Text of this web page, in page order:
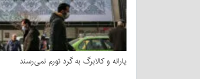
یارانه و کالابرگ به گرد تورم نمی‌رسند